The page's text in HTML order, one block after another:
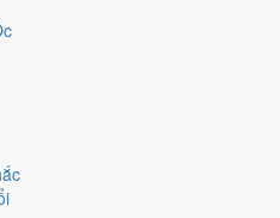
năm Quý Mùi
lệch nhau khá đều suốt 12 tháng.
nên tránh xếp việc lớn vào đó.
Táo 25/1
9
ngày của từng tháng nằm ngay